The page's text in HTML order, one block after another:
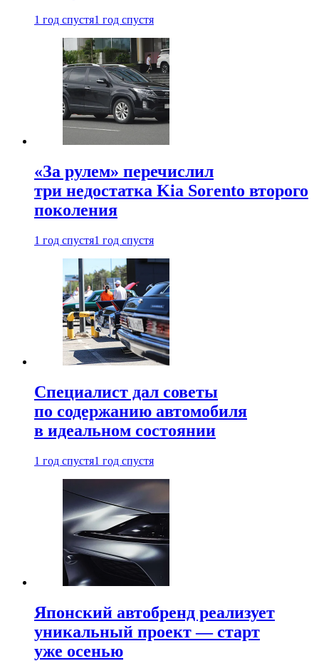
1 год спустя1 год спустя
«За рулем» перечислил
три недостатка Kia Sorento второго
поколения
1 год спустя1 год спустя
Специалист дал советы
по содержанию автомобиля
в идеальном состоянии
1 год спустя1 год спустя
Японский автобренд реализует
уникальный проект — старт
уже осенью